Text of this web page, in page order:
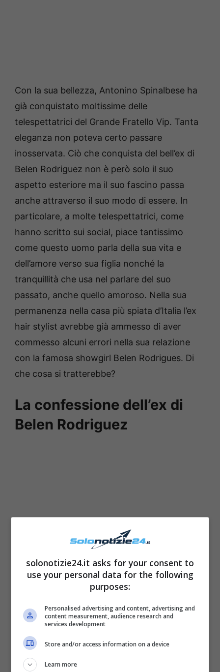
Con la sua bellezza, Antonino Spinalbese ha
già conquistato moltissime delle
telespettatrici del Grande Fratello Vip. Tanta
eleganza non poteva certo passare
inosservata. Ciò che conquista del bell’ex di
Belen Rodriguez non è però solo il suo
aspetto esteriore ma il suo fascino passa
anche attraverso il suo modo di essere. In
particolare, a molte telespettatrici, come
hanno scritto sui social, piace tantissimo
come questo uomo parla della sua vita e
dell’amore verso sua figlia nonché la
tranquillità che usa nel parlare del suo
passato, anche quello amoroso. Nella sua
permanenza nella casa più spiata d’Italia l’ex
hair stylist avrebbe già ammesso di aver
commesso alcuni errori nella sua relazione
con la famosa showgirl Belen Rodrigues. Di
che cosa si tratterebbe?
La confessione dell’ex di
Belen Rodriguez
Oggi la giovane e bellissima showgirl Belen
suo primo grande amore, il ballerino e
conduttore Stefano De Martino. I due, infatti,
hanno deciso di riprovarci e tutto sembra che
adesso stia andando per il meglio. A restare
solonotizie24.it asks for your consent to
use your personal data for the following
purposes:
Personalised advertising and content, advertising and
content measurement, audience research and
services development
Store and/or access information on a device
Learn more